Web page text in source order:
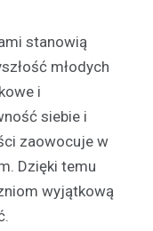
stanowią
młodych
i
siebie i
zaowocuje w
Dzięki temu
wyjątkową